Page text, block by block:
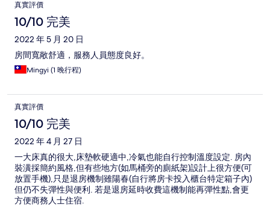
真實評價
10/10 完美
2022 年 5 月 20 日
房間寬敞舒適，服務人員態度良好。
Mingyi (1 晚行程)
真實評價
10/10 完美
2022 年 4 月 27 日
一大床真的很大,床墊軟硬適中,冷氣也能自行控制溫度設定. 房內
裝潢採簡約風格,但有些地方(如馬桶旁的廁紙架)設計上很方便(可
放置手機),只是退房機制雖陽春(自行將房卡投入櫃台特定箱子內)
但仍不失彈性與便利. 若是退房延時收費這機制能再彈性點,會更
方便商務人士住宿.